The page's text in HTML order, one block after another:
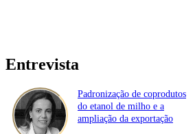
Entrevista
Padronização de coprodutos
do etanol de milho e a
ampliação da exportação